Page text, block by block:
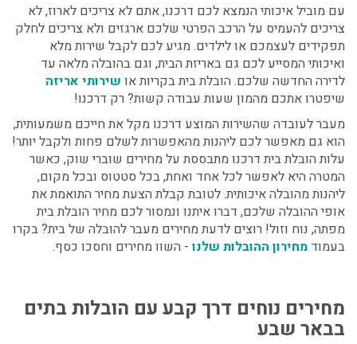
עם מוביל איכותי הנמצא לכם דרכנו, אתם לא צריכים לארוז, לא
צריכים להעמיס על הרכב הפרטי שלכם ארגזים ולא צריכים לחלק
תפקידים לעצמכם או לילדים. מגיע לכם לקבל שירות מלא
ואיכותי המסייע לכם גם באריזת הבית, וגם בהובלה מלאה עד
לדירה החדשה שלכם. הובלת בית בקריות או שירותי אריזה
שיפטרו אתכם מהמון שעות עבודה קשות? רק דרכנו!
מעבר לעובדה שהשירות המוצע דרכנו מקל את חייכם משמעותית,
הוא גם מאפשר לכם ליהנות מהאפשרות לשלם פחות ולקבל יותר!
עלות הובלת בית דרכנו מתבססת על מחירים שוברי שוק, כאשר
המטרה היא לאפשר לכל אחד ואחת, בכל סטטוס ובכל מקום,
ליהנות מהובלה איכותית. לטובת קבלת הצעת מחיר התואמת את
אופי ההובלה שלכם, דברו איתנו ונמסור לכם מחיר הובלת בית
מפתה, נוח וזול! רוצים לדעת מחירים מעבר להובלה של בית? בקרו
בעמוד מחירון ההובלות שלנו - השוו מחירים וחסכו כסף.
מחירים נוחים דרך קבע עם הובלות בתים
בבאר שבע